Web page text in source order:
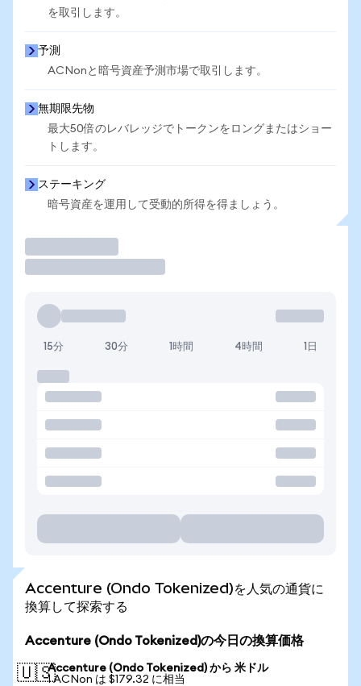
を取引します。
予測
ACNonと暗号資産予測市場で取引します。
無期限先物
最大50倍のレバレッジでトークンをロングまたはショー
トします。
ステーキング
暗号資産を運用して受動的所得を得ましょう。
15分 30分 1時間 4時間 1日
Accenture (Ondo Tokenized)を人気の通貨に
換算して探索する
Accenture (Ondo Tokenized)の今日の換算価格
🇺🇸Accenture (Ondo Tokenized) から 米ドル
1 ACNon は $179.32 に相当